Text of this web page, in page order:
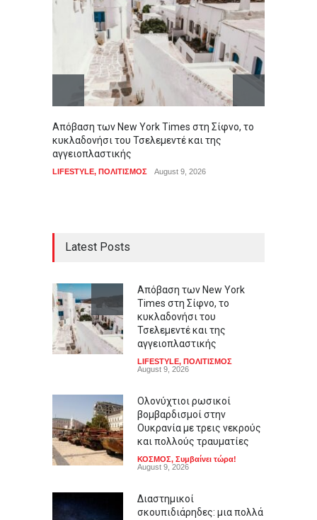
Απόβαση των New York Times στη Σίφνο, το
κυκλαδονήσι του Τσελεμεντέ και της
αγγειοπλαστικής
LIFESTYLE, ΠΟΛΙΤΙΣΜΟΣ August 9, 2026
Latest Posts
Απόβαση των New York
Times στη Σίφνο, το
κυκλαδονήσι του
Τσελεμεντέ και της
αγγειοπλαστικής
LIFESTYLE, ΠΟΛΙΤΙΣΜΟΣ
August 9, 2026
Ολονύχτιοι ρωσικοί
βομβαρδισμοί στην
Ουκρανία με τρεις νεκρούς
και πολλούς τραυματίες
ΚΟΣΜΟΣ, Συμβαίνει τώρα!
August 9, 2026
Διαστημικοί
σκουπιδιάρηδες: μια πολλά